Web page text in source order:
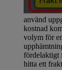
använd
kostnad
volym för
fördelaktigt
hitta ett